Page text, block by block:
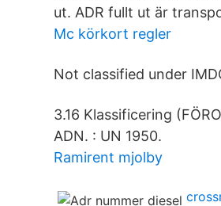
ut. ADR fullt ut är
Mc körkort regler
Not classified under
3.16 Klassificering
ADN. : UN 1950.
Ramirent mjolby